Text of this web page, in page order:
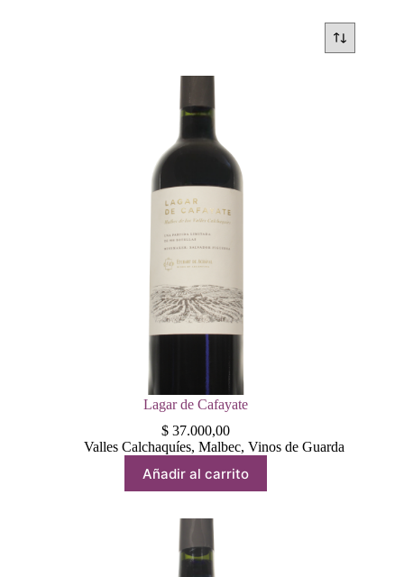
Lagar de Cafayate
$ 37.000,00
Valles Calchaquíes, Malbec, Vinos de Guarda
Añadir al carrito